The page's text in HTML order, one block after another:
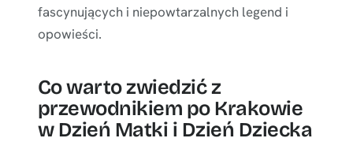
fascynujących i niepowtarzalnych legend i
opowieści.
Co warto zwiedzić z
przewodnikiem po Krakowie
w Dzień Matki i Dzień Dziecka